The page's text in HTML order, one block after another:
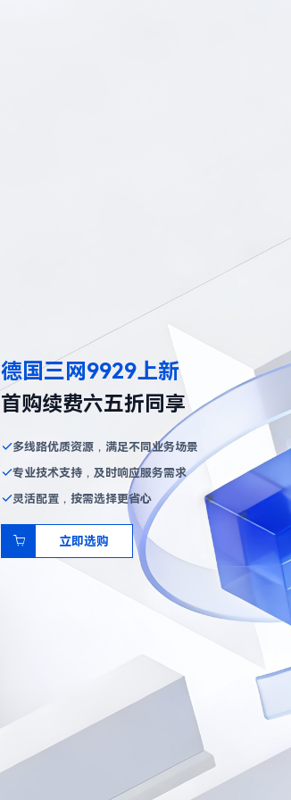
德国三网9929上新
首购续费六五折同享
多线路优质资源，满足不同业务场景
专业技术支持，及时响应服务需求
灵活配置，按需选择更省心
立即选购